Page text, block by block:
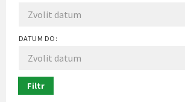
DATUM DO:
Filtr